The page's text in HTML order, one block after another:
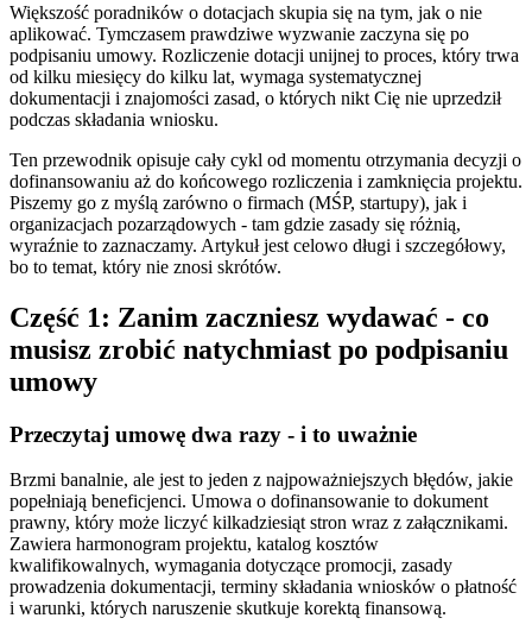
Większość poradników o dotacjach skupia się na tym, jak o nie
aplikować. Tymczasem prawdziwe wyzwanie zaczyna się po
podpisaniu umowy. Rozliczenie dotacji unijnej to proces, który trwa
od kilku miesięcy do kilku lat, wymaga systematycznej
dokumentacji i znajomości zasad, o których nikt Cię nie uprzedził
podczas składania wniosku.
Ten przewodnik opisuje cały cykl od momentu otrzymania decyzji o
dofinansowaniu aż do końcowego rozliczenia i zamknięcia projektu.
Piszemy go z myślą zarówno o firmach (MŚP, startupy), jak i
organizacjach pozarządowych - tam gdzie zasady się różnią,
wyraźnie to zaznaczamy. Artykuł jest celowo długi i szczegółowy,
bo to temat, który nie znosi skrótów.
Część 1: Zanim zaczniesz wydawać - co
musisz zrobić natychmiast po podpisaniu
umowy
Przeczytaj umowę dwa razy - i to uważnie
Brzmi banalnie, ale jest to jeden z najpoważniejszych błędów, jakie
popełniają beneficjenci. Umowa o dofinansowanie to dokument
prawny, który może liczyć kilkadziesiąt stron wraz z załącznikami.
Zawiera harmonogram projektu, katalog kosztów
kwalifikowalnych, wymagania dotyczące promocji, zasady
prowadzenia dokumentacji, terminy składania wniosków o płatność
i warunki, których naruszenie skutkuje korektą finansową.